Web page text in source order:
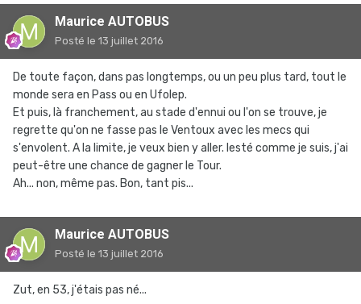
Maurice AUTOBUS
Posté le 13 juillet 2016
De toute façon, dans pas longtemps, ou un peu plus tard, tout le
monde sera en Pass ou en Ufolep.
Et puis, là franchement, au stade d'ennui ou l'on se trouve, je
regrette qu'on ne fasse pas le Ventoux avec les mecs qui
s'envolent. A la limite, je veux bien y aller. lesté comme je suis, j'ai
peut-être une chance de gagner le Tour.
Ah... non, même pas. Bon, tant pis...
Maurice AUTOBUS
Posté le 13 juillet 2016
Zut, en 53, j'étais pas né...